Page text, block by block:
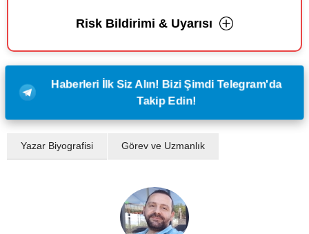
Risk Bildirimi & Uyarısı
Haberleri İlk Siz Alın! Bizi Şimdi Telegram'da
Takip Edin!
Yazar Biyografisi Görev ve Uzmanlık